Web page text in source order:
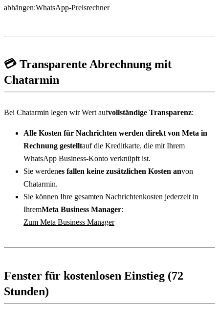
abhängen:WhatsApp-Preisrechner
💳 Transparente Abrechnung mit
Chatarmin
Bei Chatarmin legen wir Wert aufvollständige Transparenz:
Alle Kosten für Nachrichten werden direkt von Meta in
Rechnung gestelltauf die Kreditkarte, die mit Ihrem
WhatsApp Business-Konto verknüpft ist.
Sie werdenes fallen keine zusätzlichen Kosten anvon
Chatarmin.
Sie können Ihre gesamten Nachrichtenkosten jederzeit in
IhremMeta Business Manager:
Zum Meta Business Manager
Fenster für kostenlosen Einstieg (72
Stunden)